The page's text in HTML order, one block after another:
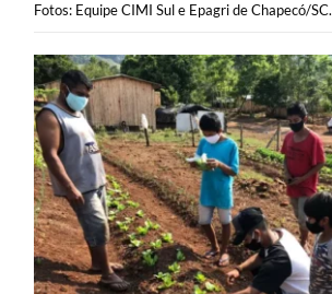
Fotos: Equipe CIMI Sul e Epagri de Chapecó/SC.